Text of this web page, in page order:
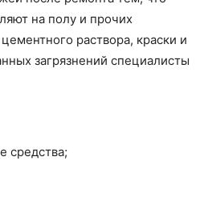
на полу и прочих
раствора, краски и
загрязнений специалисты
средства;